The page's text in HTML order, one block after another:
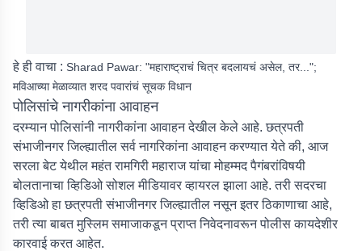
हे ही वाचा : Sharad Pawar: "महाराष्ट्राचं चित्र बदलायचं असेल, तर...";
मविआच्या मेळाव्यात शरद पवारांचं सूचक विधान
पोलिसांचे नागरीकांना आवाहन
दरम्यान पोलिसांनी नागरीकांना आवाहन देखील केले आहे. छत्रपती
संभाजीनगर जिल्ह्यातील सर्व नागरिकांना आवाहन करण्यात येते की, आज
सरला बेट येथील महंत रामगिरी महाराज यांचा मोहम्मद पैगंबरांविषयी
बोलतानाचा व्हिडिओ सोशल मीडियावर व्हायरल झाला आहे. तरी सदरचा
व्हिडिओ हा छत्रपती संभाजीनगर जिल्ह्यातील नसून इतर ठिकाणाचा आहे,
तरी त्या बाबत मुस्लिम समाजाकडून प्राप्त निवेदनावरून पोलीस कायदेशीर
कारवाई करत आहेत.